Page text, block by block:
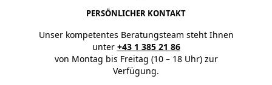
PERSÖNLICHER KONTAKT
Unser kompetentes Beratungsteam steht Ihnen
unter +43 1 385 21 86
von Montag bis Freitag (10 – 18 Uhr) zur
Verfügung.